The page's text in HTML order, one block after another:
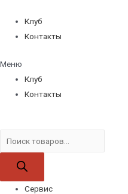
Клуб
Контакты
Меню
Клуб
Контакты
товаров
Сервис